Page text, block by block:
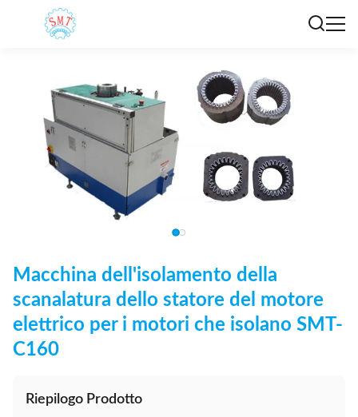
Macchina dell'isolamento della
scanalatura dello statore del motore
elettrico per i motori che isolano SMT-
C160
Riepilogo Prodotto